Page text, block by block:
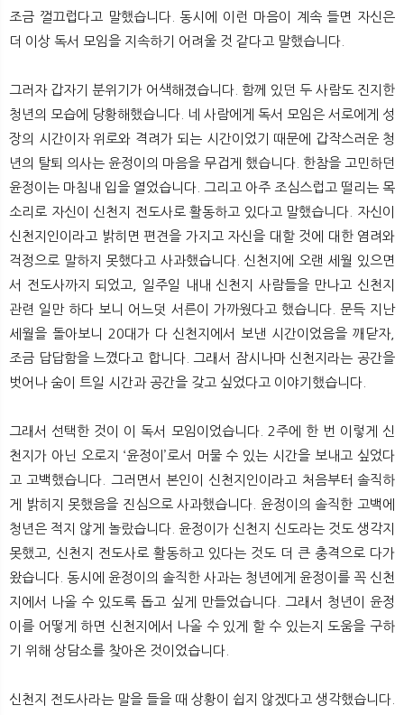
조금 껄끄럽다고 말했습니다. 동시에 이런 마음이 계속 들면 자신은
더 이상 독서 모임을 지속하기 어려울 것 같다고 말했습니다.
그러자 갑자기 분위기가 어색해졌습니다. 함께 있던 두 사람도 진지한
청년의 모습에 당황해했습니다. 네 사람에게 독서 모임은 서로에게 성
장의 시간이자 위로와 격려가 되는 시간이었기 때문에 갑작스러운 청
년의 탈퇴 의사는 윤정이의 마음을 무겁게 했습니다. 한참을 고민하던
윤정이는 마침내 입을 열었습니다. 그리고 아주 조심스럽고 떨리는 목
소리로 자신이 신천지 전도사로 활동하고 있다고 말했습니다. 자신이
신천지인이라고 밝히면 편견을 가지고 자신을 대할 것에 대한 염려와
걱정으로 말하지 못했다고 사과했습니다. 신천지에 오랜 세월 있으면
서 전도사까지 되었고, 일주일 내내 신천지 사람들을 만나고 신천지
관련 일만 하다 보니 어느덧 서른이 가까웠다고 했습니다. 문득 지난
세월을 돌아보니 20대가 다 신천지에서 보낸 시간이었음을 깨닫자,
조금 답답함을 느꼈다고 합니다. 그래서 잠시나마 신천지라는 공간을
벗어나 숨이 트일 시간과 공간을 갖고 싶었다고 이야기했습니다.
그래서 선택한 것이 이 독서 모임이었습니다. 2주에 한 번 이렇게 신
천지가 아닌 오로지 ‘윤정이’로서 머물 수 있는 시간을 보내고 싶었다
고 고백했습니다. 그러면서 본인이 신천지인이라고 처음부터 솔직하
게 밝히지 못했음을 진심으로 사과했습니다. 윤정이의 솔직한 고백에
청년은 적지 않게 놀랐습니다. 윤정이가 신천지 신도라는 것도 생각지
못했고, 신천지 전도사로 활동하고 있다는 것도 더 큰 충격으로 다가
왔습니다. 동시에 윤정이의 솔직한 사과는 청년에게 윤정이를 꼭 신천
지에서 나올 수 있도록 돕고 싶게 만들었습니다. 그래서 청년이 윤정
이를 어떻게 하면 신천지에서 나올 수 있게 할 수 있는지 도움을 구하
기 위해 상담소를 찾아온 것이었습니다.
신천지 전도사라는 말을 들을 때 상황이 쉽지 않겠다고 생각했습니다.